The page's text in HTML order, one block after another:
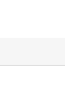
Passar para o